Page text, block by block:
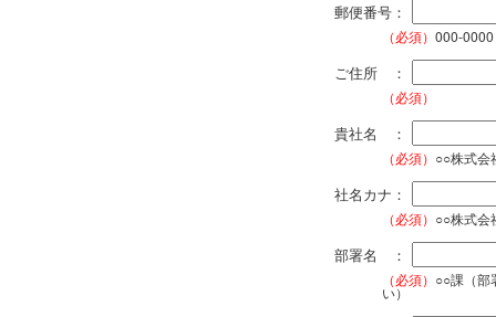
郵便番号：
（必須） 000-0000
ご住所 ：
（必須）
貴社名 ：
（必須） ○○株式会
社名カナ：
（必須） ○○株式会
部署名 ：
（必須） ○○課（部
い）